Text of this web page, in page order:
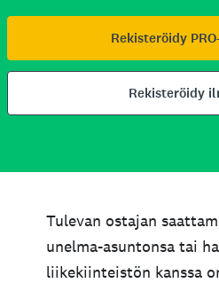
Rekisteröidy
Rekisteröidy
Tulevan ostajan
unelma-asuntonsa tai
liikekiinteistön kanssa